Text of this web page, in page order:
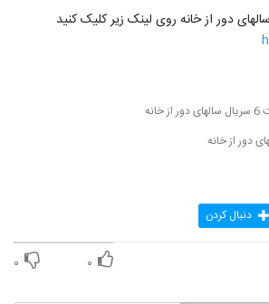
دور از خانه روی لینک زیر کلیک کنید
دور از خانه
دنبال کردن
۰ ۰